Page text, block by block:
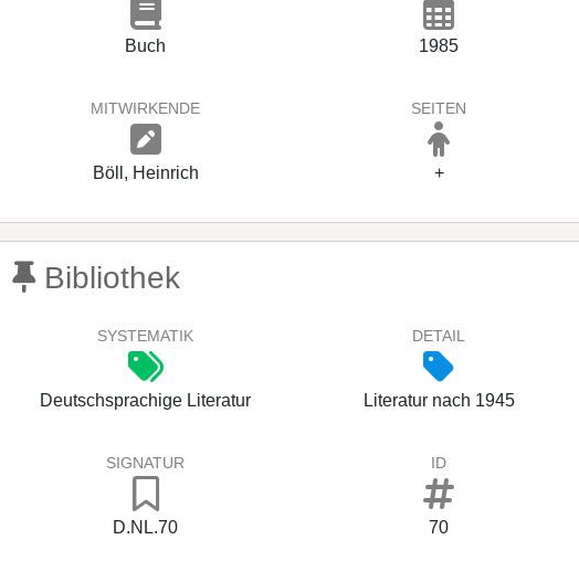
Buch 1985
MITWIRKENDE
Böll, Heinrich
SEITEN
+
Bibliothek
SYSTEMATIK
Deutschsprachige Literatur
DETAIL
Literatur nach 1945
SIGNATUR
D.NL.70
ID
70